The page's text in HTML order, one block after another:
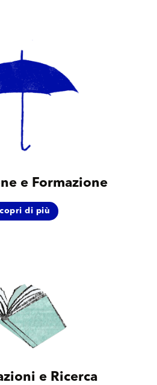
e Formazione
di più
e Ricerca